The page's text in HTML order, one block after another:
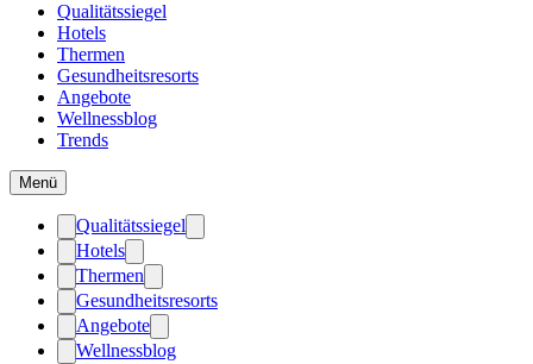
Qualitätssiegel
Hotels
Thermen
Gesundheitsresorts
Angebote
Wellnessblog
Trends
Menü
Qualitätssiegel
Hotels
Thermen
Gesundheitsresorts
Angebote
Wellnessblog